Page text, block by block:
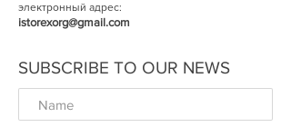
электронный адрес:
istorexorg@gmail.com
SUBSCRIBE TO OUR NEWS